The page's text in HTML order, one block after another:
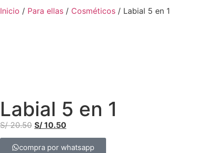
Inicio / Para ellas / Cosméticos / Labial 5 en 1
Labial 5 en 1
S/20.50 S/ 10.50
compra por whatsapp